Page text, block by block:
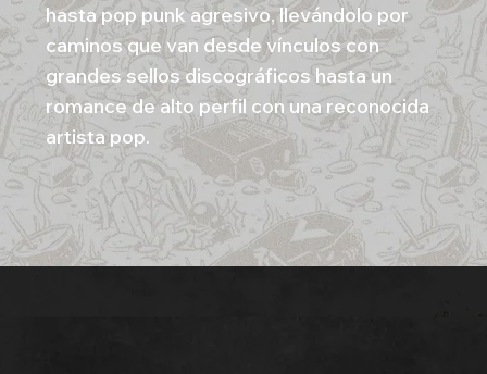
hasta pop punk agresivo, llevándolo por
caminos que van desde vínculos con
grandes sellos discográficos hasta un
romance de alto perfil con una reconocida
artista pop.